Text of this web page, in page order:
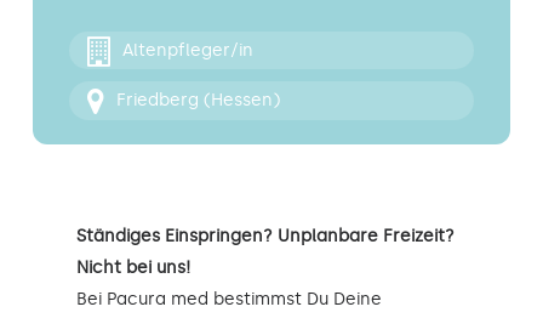
Altenpfleger/in
Friedberg (Hessen)
Ständiges Einspringen? Unplanbare Freizeit?
Nicht bei uns!
Bei Pacura med bestimmst Du Deine